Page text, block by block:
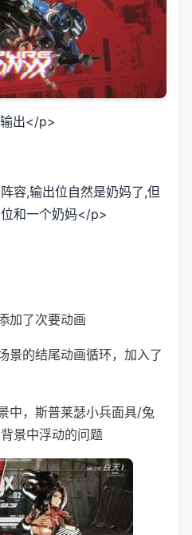
出</p>
容,输出位自然是奶妈了,但
和一个奶妈</p>
加了次要动画
景的结尾动画循环，加入了
中，斯普莱瑟小兵面具/兔
景中浮动的问题